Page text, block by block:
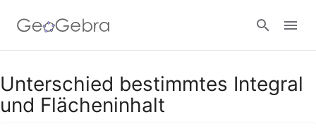
Google Classroom
Unterschied bestimmtes Integral
und Flächeninhalt